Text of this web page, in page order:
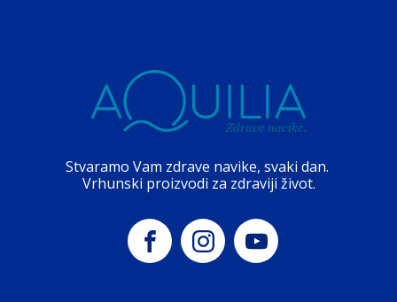
Stvaramo Vam zdrave navike, svaki dan.
Vrhunski proizvodi za zdraviji život.